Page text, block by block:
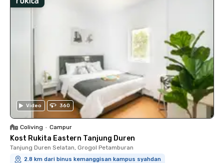
Video 360
Coliving • Campur
Kost Rukita Eastern Tanjung Duren
Tanjung Duren Selatan, Grogol Petamburan
2.8 km dari binus kemanggisan kampus syahdan